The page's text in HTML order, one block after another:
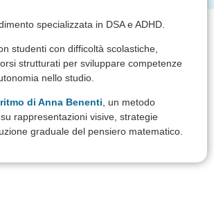
specializzata in DSA e ADHD.
studenti con difficoltà scolastiche,
strutturati per sviluppare competenze
nello studio.
di Anna Benenti , un metodo
rappresentazioni visive, strategie
graduale del pensiero matematico.